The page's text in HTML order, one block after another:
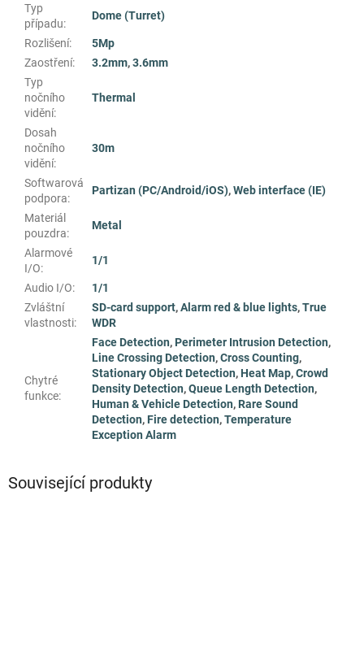
Typ
případu:
Dome (Turret)
Rozlišení:
5Mp
Zaostření: 3.2mm,3.6mm
Typ
nočního
vidění:
Thermal
Dosah
nočního
vidění:
30m
Softwarová
podpora:
Partizan (PC/Android/iOS),Web interface (IE)
Materiál
pouzdra:
Metal
Alarmové
I/O:
1/1
Audio I/O:
1/1
Zvláštní
vlastnosti:
SD-card support,Alarm red & blue lights,True
WDR
Chytré
funkce:
Face Detection, Perimeter Intrusion Detection,
Line Crossing Detection,Cross Counting,
Stationary Object Detection, Heat Map,Crowd
Density Detection,Queue Length Detection,
Human & Vehicle Detection, Rare Sound
Detection, Fire detection,Temperature
Exception Alarm
Související produkty